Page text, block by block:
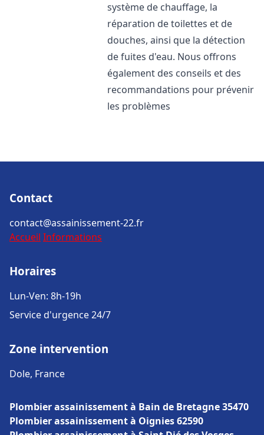
système de chauffage, la
réparation de toilettes et de
douches, ainsi que la détection
de fuites d'eau. Nous offrons
également des conseils et des
recommandations pour prévenir
les problèmes
Contact
contact@assainissement-22.fr
Accueil Informations
Horaires
Lun-Ven: 8h-19h
Service d'urgence 24/7
Zone intervention
Dole, France
Plombier assainissement à Bain de Bretagne 35470
Plombier assainissement à Oignies 62590